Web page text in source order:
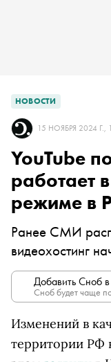
НОВОСТИ
15 НОЯБРЯ 2024 Г.,
YouTube
работает
режиме в
Ранее СМИ
видеохостинг
Добавить Сноб
Сноб будет чаще
Изменений в
территории РФ